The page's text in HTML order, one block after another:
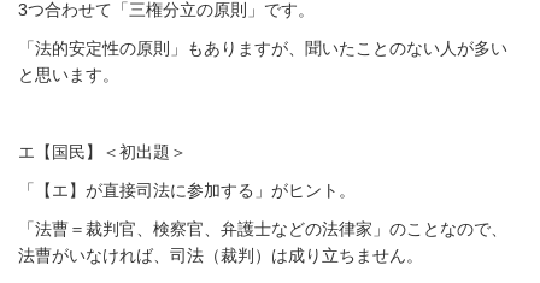
3つ合わせて「三権分立の原則」です。
「法的安定性の原則」もありますが、聞いたことのない人が多い
と思います。
エ【国民】＜初出題＞
「【エ】が直接司法に参加する」がヒント。
「法曹＝裁判官、検察官、弁護士などの法律家」のことなので、
法曹がいなければ、司法（裁判）は成り立ちません。